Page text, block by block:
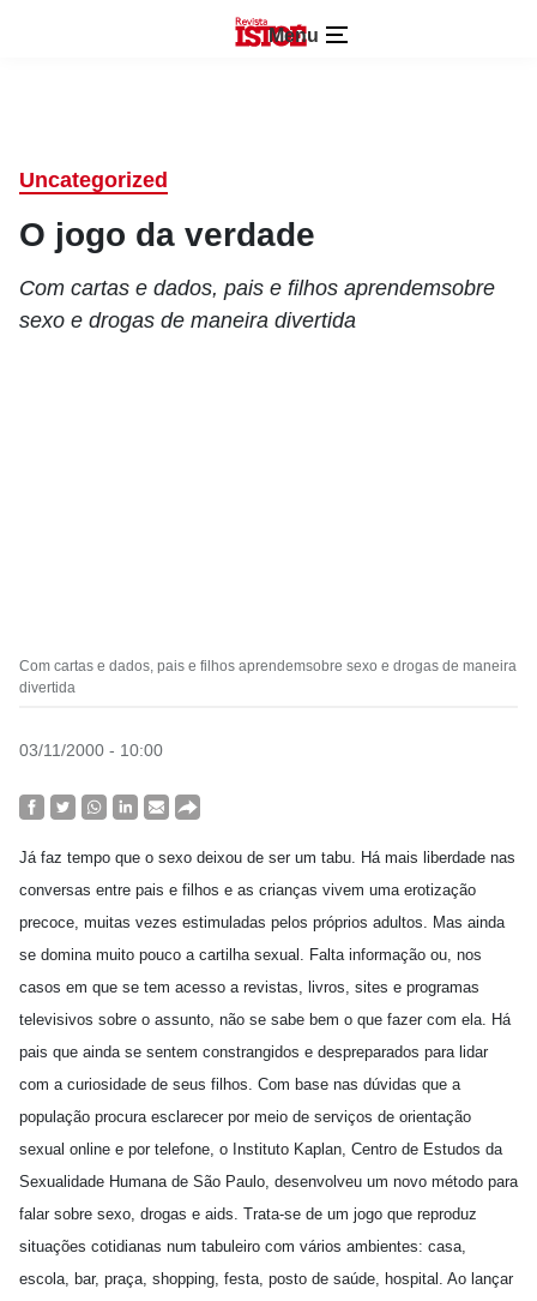
Menu
Uncategorized
O jogo da verdade
Com cartas e dados, pais e filhos aprendemsobre
sexo e drogas de maneira divertida
Com cartas e dados, pais e filhos aprendemsobre sexo e drogas de maneira
divertida
03/11/2000 - 10:00
Já faz tempo que o sexo deixou de ser um tabu. Há mais liberdade nas
conversas entre pais e filhos e as crianças vivem uma erotização
precoce, muitas vezes estimuladas pelos próprios adultos. Mas ainda
se domina muito pouco a cartilha sexual. Falta informação ou, nos
casos em que se tem acesso a revistas, livros, sites e programas
televisivos sobre o assunto, não se sabe bem o que fazer com ela. Há
pais que ainda se sentem constrangidos e despreparados para lidar
com a curiosidade de seus filhos. Com base nas dúvidas que a
população procura esclarecer por meio de serviços de orientação
sexual online e por telefone, o Instituto Kaplan, Centro de Estudos da
Sexualidade Humana de São Paulo, desenvolveu um novo método para
falar sobre sexo, drogas e aids. Trata-se de um jogo que reproduz
situações cotidianas num tabuleiro com vários ambientes: casa,
escola, bar, praça, shopping, festa, posto de saúde, hospital. Ao lançar